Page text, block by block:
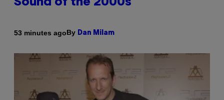
Sound of the 2000s
53 minutes agoBy Dan Milam